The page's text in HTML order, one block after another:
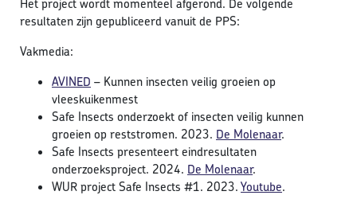
Het project wordt momenteel afgerond. De volgende
resultaten zijn gepubliceerd vanuit de PPS:
Vakmedia:
AVINED – Kunnen insecten veilig groeien op
vleeskuikenmest
Safe Insects onderzoekt of insecten veilig kunnen
groeien op reststromen. 2023. De Molenaar.
Safe Insects presenteert eindresultaten
onderzoeksproject. 2024. De Molenaar.
WUR project Safe Insects #1. 2023.Youtube.